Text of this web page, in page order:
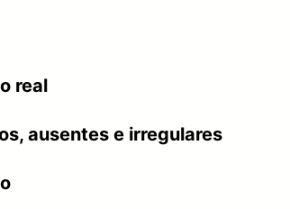
real
ausentes e irregulares